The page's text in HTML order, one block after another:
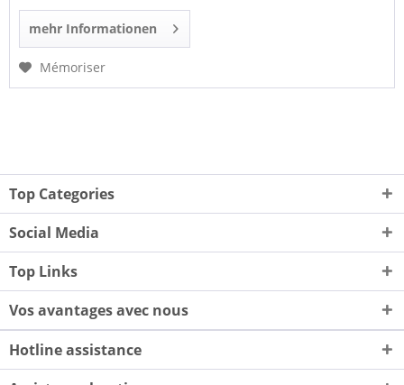
mehr Informationen
Mémoriser
Top Categories
Social Media
Top Links
Vos avantages avec nous
Hotline assistance